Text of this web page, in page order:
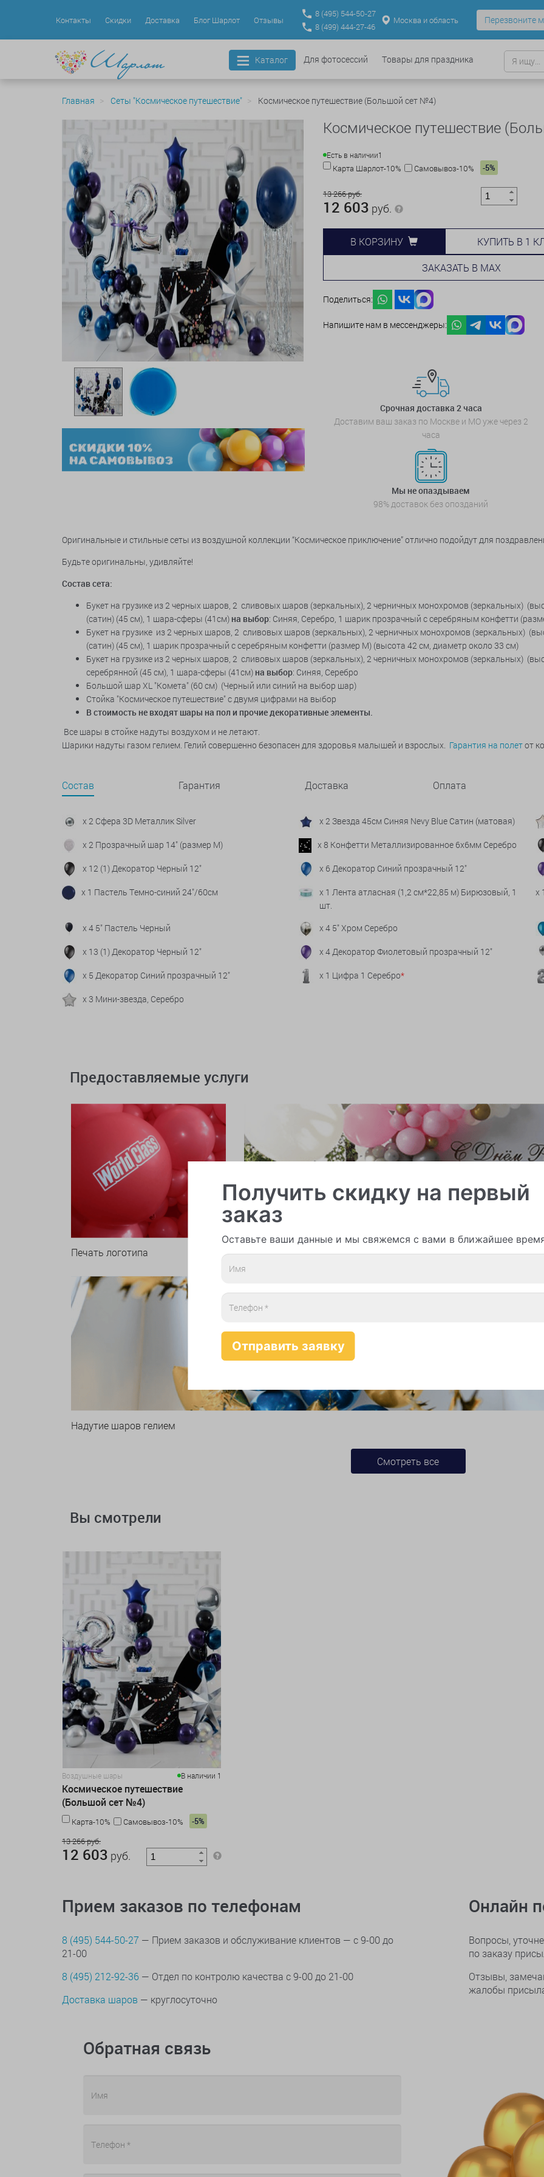
Контакты Скидки Доставка Блог Шарлот Отзывы
8 (495) 544-50-27
8 (499) 444-27-46
Москва и область Перезвоните
Каталог Для фотосессий Товары для праздника
Главная Сеты "Космическое путешествие" Космическое путешествие (Большой сет №4)
Космическое путешествие
Есть в наличии1
Карта Шарлот-10% Самовывоз-10% -5%
13 266 руб.
12 603 руб.
В КОРЗИНУ КУПИТЬ В 1
ЗАКАЗАТЬ В MAX
Поделиться:
Напишите нам в мессенджеры:
Срочная доставка 2 часа
Доставим ваш заказ по Москве и МО уже через 2
часа
Мы не опаздываем
98% доставок без опозданий
Оригинальные и стильные сеты из воздушной коллекции “Космическое приключение” отлично подойдут для
Будьте оригинальны, удивляйте!
Состав сета:
Букет на грузике из 2 черных шаров, 2 сливовых шаров (зеркальных), 2 черничных монохромов (зеркальных)
(сатин) (45 см), 1 шара-сферы (41см) на выбор: Синяя, Серебро, 1 шарик прозрачный с серебряным конфетти
Букет на грузике из 2 черных шаров, 2 сливовых шаров (зеркальных), 2 черничных монохромов (зеркальных)
(сатин) (45 см), 1 шарик прозрачный с серебряным конфетти (размер М) (высота 42 см, диаметр около 33 см)
Букет на грузике из 2 черных шаров, 2 сливовых шаров (зеркальных), 2 черничных монохромов (зеркальных)
серебрянной (45 см), 1 шара-сферы (41см) на выбор: Синяя, Серебро
Большой шар XL "Комета" (60 см) (Черный или синий на выбор шар)
Стойка "Космическое путешествие" с двумя цифрами на выбор
В стоимость не входят шары на пол и прочие декоративные элементы.
Все шары в стойке надуты воздухом и не летают.
Шарики надуты газом гелием. Гелий совершенно безопасен для здоровья малышей и взрослых. Гарантия на полетот
Состав Гарантия Доставка Оплата
x 2 Сфера 3D Металлик Silver x 2 Звезда 45см Синяя Nevy Blue Сатин (матовая)
x 2 Прозрачный шар 14" (размер М) x 8 Конфетти Металлизированное 6х6мм Серебро
x 12 (1) Декоратор Черный 12" x 6 Декоратор Синий прозрачный 12"
x 1 Пастель Темно-синий 24"/60см
x 1 Лента атласная (1,2 см*22,85 м) Бирюзовый, 1
шт.
x
x 4 5" Пастель Черный x 4 5" Хром Серебро
x 13 (1) Декоратор Черный 12" x 4 Декоратор Фиолетовый прозрачный 12"
x 5 Декоратор Синий прозрачный 12" x 1 Цифра 1 Серебро*
x 3 Мини-звезда, Серебро
Предоставляемые услуги
Печать логотипа Арки и гирлянды из шаров
Надутие шаров гелием
Смотреть все
Вы смотрели
Воздушные шары В наличии 1
Космическое путешествие
(Большой сет №4)
Карта-10% Самовывоз-10%
-5%
13 266 руб.
12 603 руб.
Прием заказов по телефонам
8 (495) 544-50-27 — Прием заказов и обслуживание клиентов — с 9-00 до
21-00
8 (495) 212-92-36 — Отдел по контролю качества с 9-00 до 21-00
Доставка шаров — круглосуточно
Онлайн
Вопросы,
по заказу
Отзывы,
жалобы
Обратная связь
Получить скидку на первый
заказ
Оставьте ваши данные и мы свяжемся с вами в ближайшее